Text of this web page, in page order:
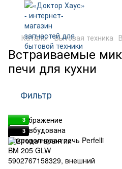
Каталог Бытовая техника
Встраиваемые
печи для кухни
Фильтр
3
3